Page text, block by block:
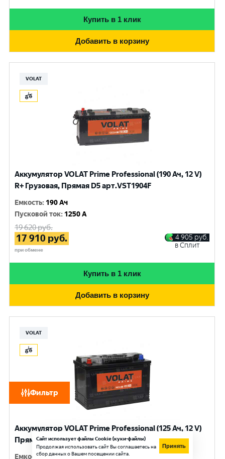
Фильтр
Купить в 1 клик
Добавить в корзину
VOLAT
Аккумулятор VOLAT Prime Professional (190 Ач, 12 V)
R+ Грузовая, Прямая D5 арт.VST1904F
Емкость: 190 Ач
Пусковой ток: 1250 A
19 620руб.
17 910 руб.
при обмене
4 905 руб.
в Сплит
Купить в 1 клик
Добавить в корзину
VOLAT
Аккумулятор VOLAT Prime Professional (125 Ач, 12 V)
Прямая, L+ D2 арт.VST1251
Емкость:125 Ач
Сайт использует файлы Cookie (куки-файлы)
Продолжая использовать сайт Вы соглашаетесь на
сбор данных о Вашем посещении сайта.
Принять